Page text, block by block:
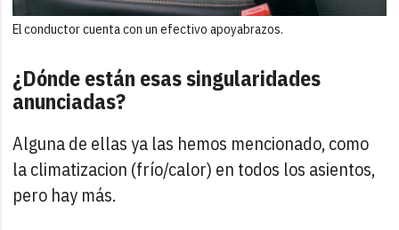
El conductor cuenta con un efectivo apoyabrazos.
¿Dónde están esas singularidades
anunciadas?
Alguna de ellas ya las hemos mencionado, como
la climatizacion (frío/calor) en todos los asientos,
pero hay más.